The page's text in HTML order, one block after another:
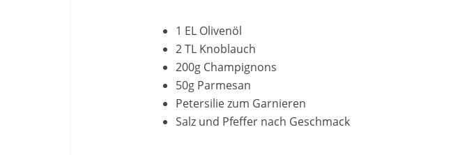
1 EL Olivenöl
2 TL Knoblauch
200g Champignons
50g Parmesan
Petersilie zum Garnieren
Salz und Pfeffer nach Geschmack